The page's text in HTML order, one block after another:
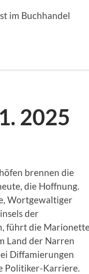
im Buchhandel
2025
brennen die
die Hoffnung.
Wortgewaltiger
der
führt die
Land der Narren
Diffamierungen
Politiker-Karriere.